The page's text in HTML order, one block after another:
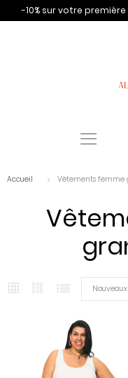
-10% sur votre
Accueil Vêtements